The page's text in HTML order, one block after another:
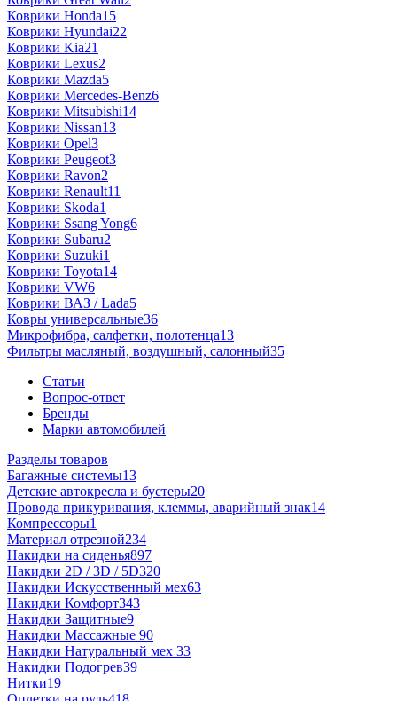
Коврики Honda15
Коврики Hyundai22
Коврики Kia21
Коврики Lexus2
Коврики Mazda5
Коврики Mercedes-Benz6
Коврики Mitsubishi14
Коврики Nissan13
Коврики Opel3
Коврики Peugeot3
Коврики Ravon2
Коврики Renault11
Коврики Skoda1
Коврики Ssang Yong6
Коврики Subaru2
Коврики Suzuki1
Коврики Toyota14
Коврики VW6
Коврики ВАЗ / Lada5
Ковры универсальные36
Микрофибра, салфетки, полотенца13
Фильтры масляный, воздушный, салонный35
Статьи
Вопрос-ответ
Бренды
Марки автомобилей
Разделы товаров
Багажные системы13
Детские автокресла и бустеры20
Провода прикуривания, клеммы, аварийный знак14
Компрессоры1
Материал отрезной234
Накидки на сиденья897
Накидки 2D / 3D / 5D320
Накидки Искусственный мех63
Накидки Комфорт343
Накидки Защитные9
Накидки Массажные 90
Накидки Натуральный мех 33
Накидки Подогрев39
Нитки19